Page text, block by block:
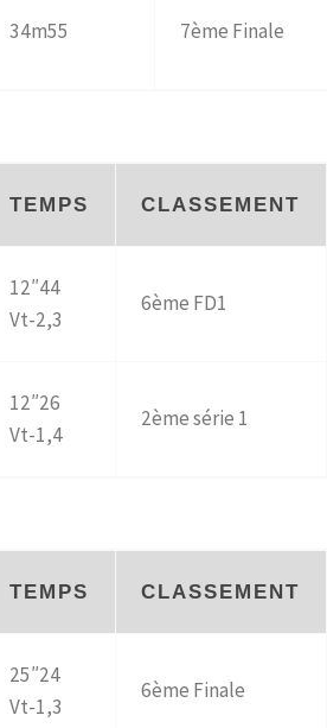
34m55 7ème Finale
TEMPS CLASSEMENT
12″44
Vt-2,3
6ème FD1
12″26
Vt-1,4
2ème série 1
TEMPS CLASSEMENT
25″24
Vt-1,3
6ème Finale